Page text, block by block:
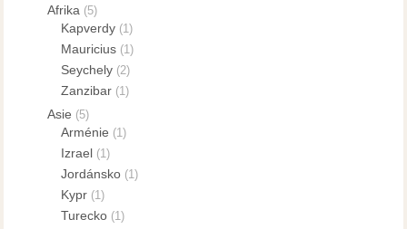
Afrika (5)
Kapverdy (1)
Mauricius (1)
Seychely (2)
Zanzibar (1)
Asie (5)
Arménie (1)
Izrael (1)
Jordánsko (1)
Kypr (1)
Turecko (1)